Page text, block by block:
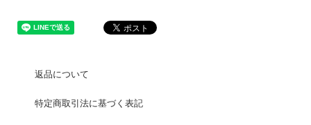
返品について
特定商取引法に基づく表記